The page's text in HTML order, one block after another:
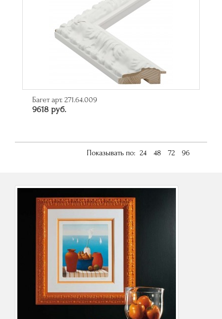
Багет арт. 271.64.009
9618 руб.
Показывать по: 24 48 72 96